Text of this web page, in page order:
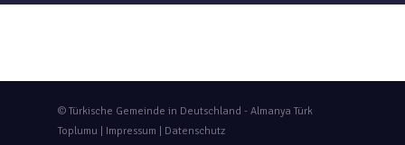
© Türkische Gemeinde in Deutschland - Almanya Türk
Toplumu | Impressum Datenschutz